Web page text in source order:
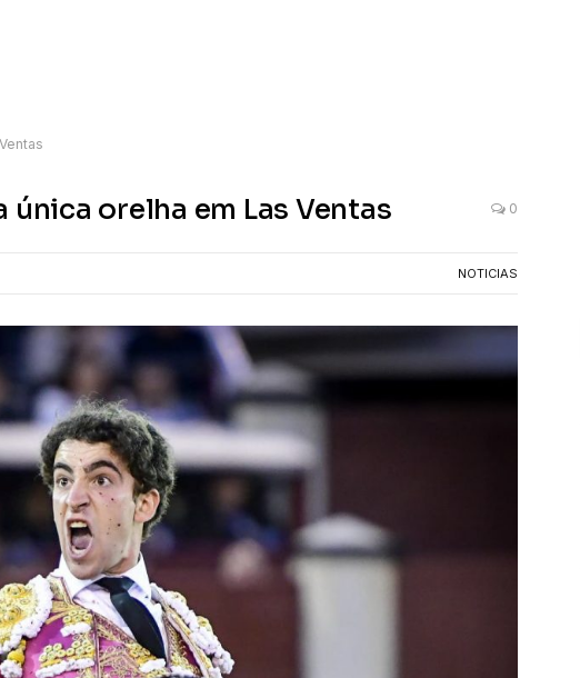
orelha em Las Ventas 0
NOTICIAS